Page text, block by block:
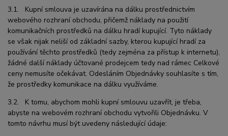
3.1. Kupní smlouva je uzavírána na dálku prostřednictvím
webového rozhraní obchodu, přičemž náklady na použití
komunikačních prostředků na dálku hradí kupující. Tyto náklady
se však nijak neliší od základní sazby, kterou kupující hradí za
používání těchto prostředků (tedy zejména za přístup k internetu),
žádné další náklady účtované prodejcem tedy nad rámec Celkové
ceny nemusíte očekávat. Odesláním Objednávky souhlasíte s tím,
že prostředky komunikace na dálku využíváme.
3.2. K tomu, abychom mohli kupní smlouvu uzavřít, je třeba,
abyste na webovém rozhraní obchodu vytvořili Objednávku. V
tomto návrhu musí být uvedeny následující údaje: